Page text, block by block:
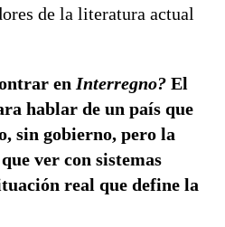
de la literatura actual
en Interregno? El
hablar de un país que
sin gobierno, pero la
ver con sistemas
real que define la